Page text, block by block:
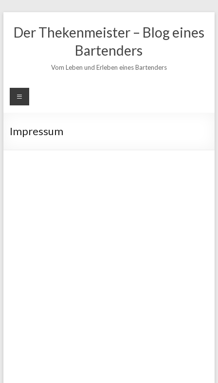
Inhalt
springen
Der Thekenmeister – Blog eines
Bartenders
Vom Leben und Erleben eines Bartenders
Impressum